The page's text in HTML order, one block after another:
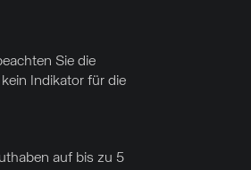
Sie die
Indikator für die
auf bis zu 5